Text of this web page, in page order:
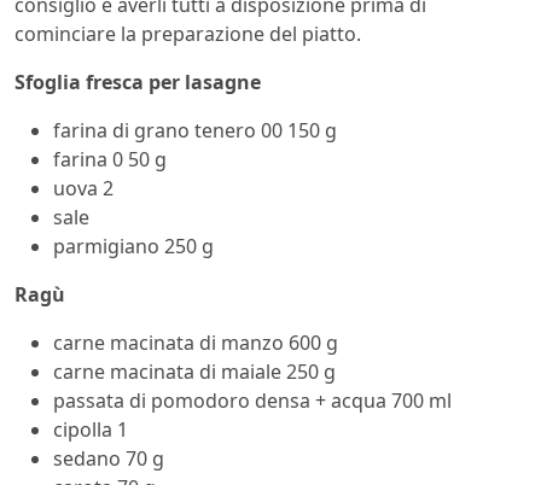
cominciare la preparazione del piatto.
Sfoglia fresca per lasagne
farina di grano tenero 00 150 g
farina 0 50 g
uova 2
sale
parmigiano 250 g
Ragù
carne macinata di manzo 600 g
carne macinata di maiale 250 g
passata di pomodoro densa + acqua 700 ml
cipolla 1
sedano 70 g